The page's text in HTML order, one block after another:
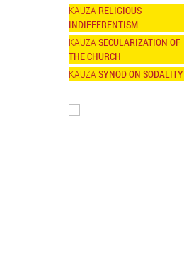
RELIGIOUS
INDIFFERENTISM
SECULARIZATION OF
THE CHURCH
SYNOD ON SODALITY